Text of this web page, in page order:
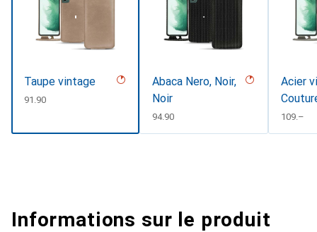
Taupe vintage
CHF
91.90
Abaca Nero, Noir,
Noir
CHF
94.90
Acier
CHF
109.–
Informations sur le produit